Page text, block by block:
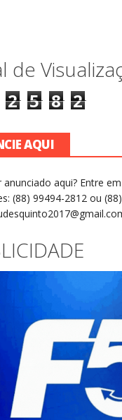
de
2 5 8 2
AQUI
anunciado aqui? Entre
(88) 99494-2812 ou